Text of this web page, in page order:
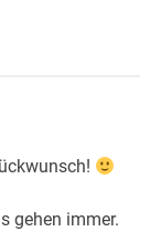
gehen immer.